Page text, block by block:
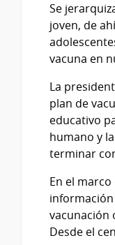
Se
joven, de
vacuna en
La
plan de
educativo
humano y
terminar
En el
información
vacunación
Desde el